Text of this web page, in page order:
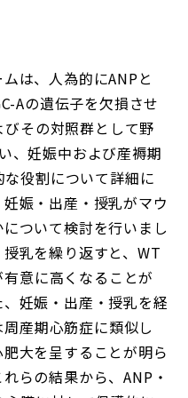
は、人為的にANPと
Aの遺伝子を欠損させ
その対照群として野
、妊娠中および産褥期
役割について詳細に
娠・出産・授乳がマウ
ついて検討を行いまし
乳を繰り返すと、WT
意に高くなることが
妊娠・出産・授乳を経
産期心筋症に類似し
大を呈することが明ら
らの結果から、ANP・